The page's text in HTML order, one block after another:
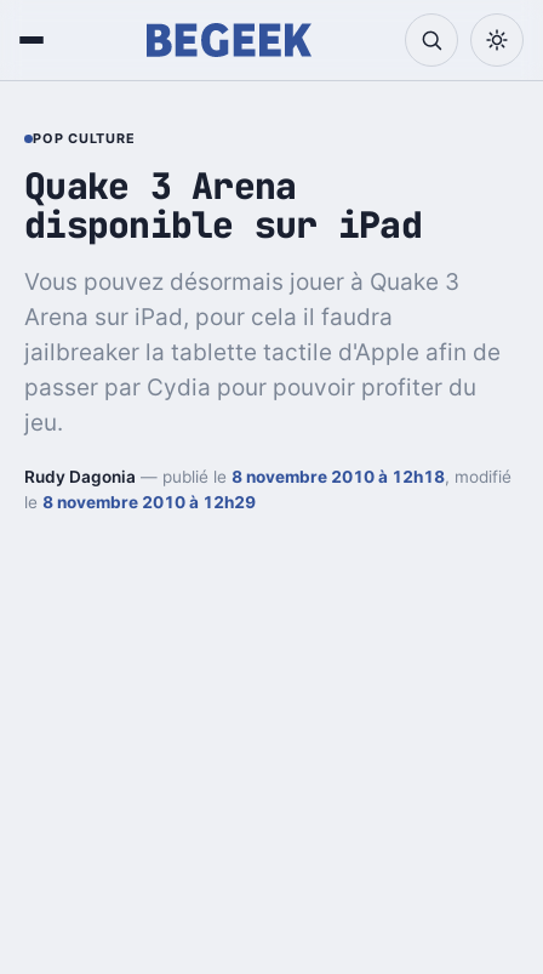
POP CULTURE
Quake 3 Arena
disponible sur iPad
Vous pouvez désormais jouer à Quake 3
Arena sur iPad, pour cela il faudra
jailbreaker la tablette tactile d'Apple afin de
passer par Cydia pour pouvoir profiter du
jeu.
Rudy Dagonia — publié le 8 novembre 2010 à 12h18, modifié
le 8 novembre 2010 à 12h29